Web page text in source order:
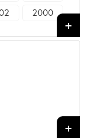
2000
+